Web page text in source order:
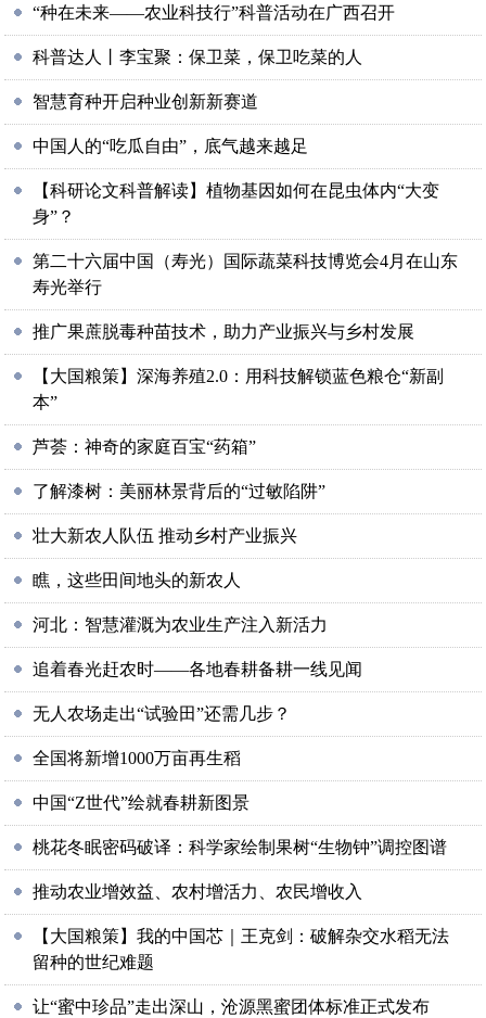
“种在未来——农业科技行”科普活动在广西召开
科普达人丨李宝聚：保卫菜，保卫吃菜的人
智慧育种开启种业创新新赛道
中国人的“吃瓜自由”，底气越来越足
【科研论文科普解读】植物基因如何在昆虫体内“大变
身”？
第二十六届中国（寿光）国际蔬菜科技博览会4月在山东
寿光举行
推广果蔗脱毒种苗技术，助力产业振兴与乡村发展
【大国粮策】深海养殖2.0：用科技解锁蓝色粮仓“新副
本”
芦荟：神奇的家庭百宝“药箱”
了解漆树：美丽林景背后的“过敏陷阱”
壮大新农人队伍 推动乡村产业振兴
瞧，这些田间地头的新农人
河北：智慧灌溉为农业生产注入新活力
追着春光赶农时——各地春耕备耕一线见闻
无人农场走出“试验田”还需几步？
全国将新增1000万亩再生稻
中国“Z世代”绘就春耕新图景
桃花冬眠密码破译：科学家绘制果树“生物钟”调控图谱
推动农业增效益、农村增活力、农民增收入
【大国粮策】我的中国芯｜王克剑：破解杂交水稻无法
留种的世纪难题
让“蜜中珍品”走出深山，沧源黑蜜团体标准正式发布